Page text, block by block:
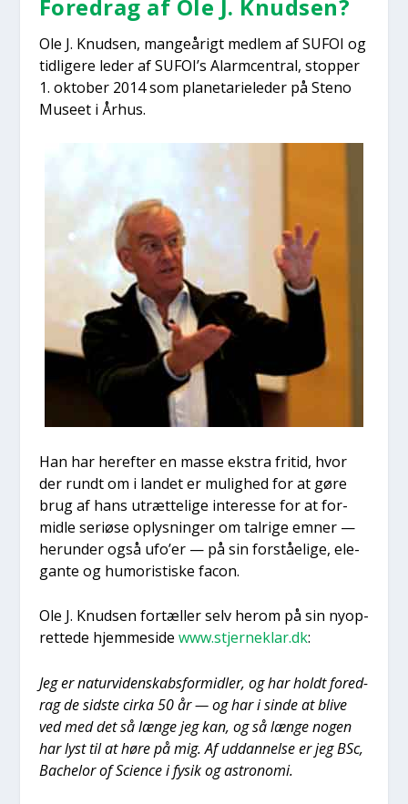
Fored­rag af Ole J. Knud­sen?
Ole J. Knud­sen, man­ge­årigt med­lem af SUFOI og
tid­li­ge­re leder af SUFOI’s Alarm­cen­tral, stop­per
1. okto­ber 2014 som pla­ne­ta­ri­e­le­der på Steno
Muse­et i Århus.
Han har her­ef­ter en mas­se ekstra fri­tid, hvor
der rundt om i lan­det er mulig­hed for at gøre
brug af hans utræt­te­li­ge inter­es­se for at for­
mid­le seri­ø­se oplys­nin­ger om tal­ri­ge emner —
her­un­der også ufo’er — på sin for­stå­e­li­ge, ele­
gan­te og humo­ri­sti­ske facon.
Ole J. Knud­sen for­tæl­ler selv her­om på sin nyop­
ret­te­de hjem­mesi­de www.stjerneklar.dk:
Jeg er natur­vi­den­skabs­for­mid­ler, og har holdt fored­
rag de sid­ste cir­ka 50 år — og har i sin­de at bli­ve
ved med det så læn­ge jeg kan, og så læn­ge nogen
har lyst til at høre på mig. Af uddan­nel­se er jeg BSc,
Bachel­or of Sci­en­ce i fysik og astro­no­mi.